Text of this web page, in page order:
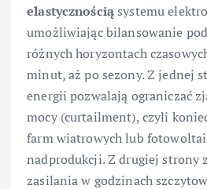
elastycznościąsystemu
umożliwiając bilansowanie
różnych horyzontach
minut, aż po sezony. Z jednej
energii pozwalają ograniczać
mocy (curtailment), czyli
farm wiatrowych lub
nadprodukcji. Z drugiej strony
zasilania w godzinach